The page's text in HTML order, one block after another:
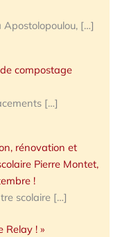
[…]
compostage
[…]
rénovation et
Pierre Montet,
!
scolaire […]
Relay ! »